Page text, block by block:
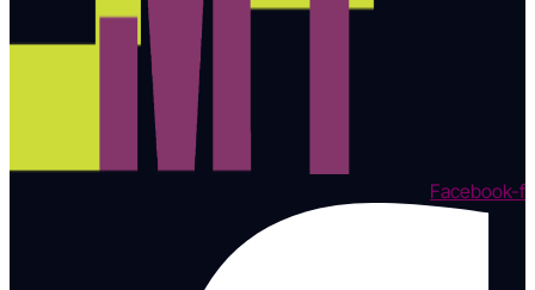
Facebook-f